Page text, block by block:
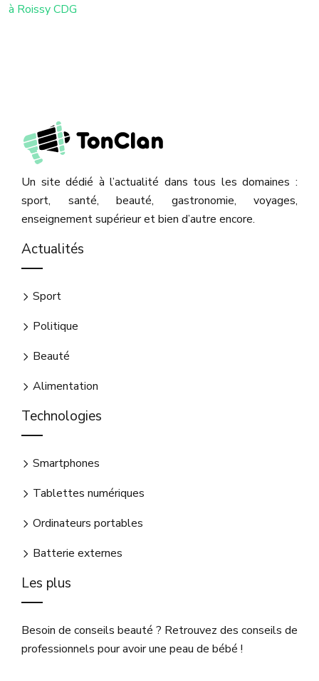
à Roissy CDG
Un site dédié à l’actualité dans tous les domaines :
sport, santé, beauté, gastronomie, voyages,
enseignement supérieur et bien d’autre encore.
Actualités
Sport
Politique
Beauté
Alimentation
Technologies
Smartphones
Tablettes numériques
Ordinateurs portables
Batterie externes
Les plus
Besoin de conseils beauté ? Retrouvez des conseils de
professionnels pour avoir une peau de bébé !